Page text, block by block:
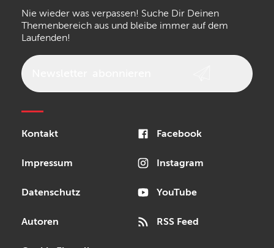
Walrus Audio Epiphone
Nie wieder was verpassen! Suche Dir Deinen
Themenbereich aus und bleibe immer auf dem
Laufenden!
Kontakt
Impressum
Datenschutz
Autoren
Facebook
Instagram
YouTube
RSS Feed